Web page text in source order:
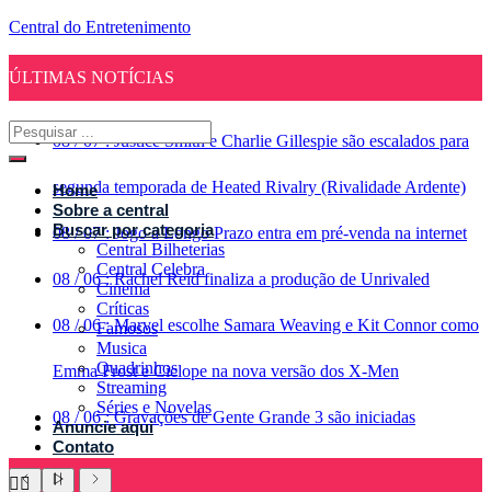
Central do Entretenimento
ÚLTIMAS NOTÍCIAS
08 / 07 : Justice Smith e Charlie Gillespie são escalados para
segunda temporada de Heated Rivalry (Rivalidade Ardente)
08 / 07 : Jogo a Longo Prazo entra em pré-venda na internet
08 / 06 : Rachel Reid finaliza a produção de Unrivaled
08 / 06 : Marvel escolhe Samara Weaving e Kit Connor como
Emma Frost e Ciclope na nova versão dos X-Men
08 / 06 : Gravações de Gente Grande 3 são iniciadas
Home
Sobre a central
Buscar por categoria
Central Bilheterias
Central Celebra
Cinema
Críticas
Famosos
Musica
Quadrinhos
Streaming
Séries e Novelas
Anuncie aqui
Contato